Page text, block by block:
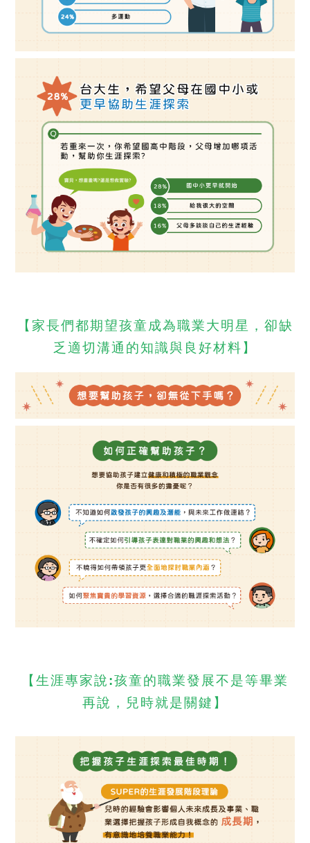
【 家長們都期望孩童成為職業大明星，卻缺
乏適切溝通的知識與良好材料 】
【 生涯專家說:孩童的職業發展不是等畢業
再說，兒時就是關鍵 】